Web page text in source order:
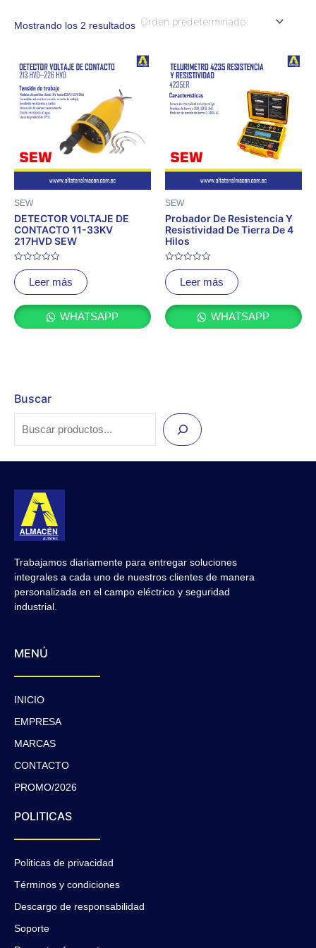
Buscar
Mostrando los 2 resultados
SEW
DETECTOR VOLTAJE DE
CONTACTO 11-33KV
217HVD SEW
Valorado
con
0
de
Leer más
WHATSAPP
SEW
Probador De Resistencia Y
Resistividad De Tierra De 4
Hilos
Valorado
con
0
de
Leer más
WHATSAPP
Trabajamos diariamente para entregar soluciones
integrales a cada uno de nuestros clientes de manera
personalizada en el campo eléctrico y seguridad
industrial.
MENÚ
INICIO
EMPRESA
MARCAS
CONTACTO
PROMO/2026
POLITICAS
Politicas de privacidad
Términos y condiciones
Descargo de responsabilidad
Soporte